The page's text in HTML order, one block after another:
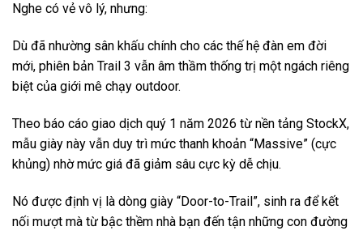
Nghe có vẻ vô lý, nhưng:
Dù đã nhường sân khấu chính cho các thế hệ đàn em đời
mới, phiên bản Trail 3 vẫn âm thầm thống trị một ngách riêng
biệt của giới mê chạy outdoor.
Theo báo cáo giao dịch quý 1 năm 2026 từ nền tảng StockX,
mẫu giày này vẫn duy trì mức thanh khoản “Massive” (cực
khủng) nhờ mức giá đã giảm sâu cực kỳ dễ chịu.
Nó được định vị là dòng giày “Door-to-Trail”, sinh ra để kết
nối mượt mà từ bậc thềm nhà bạn đến tận những con đường